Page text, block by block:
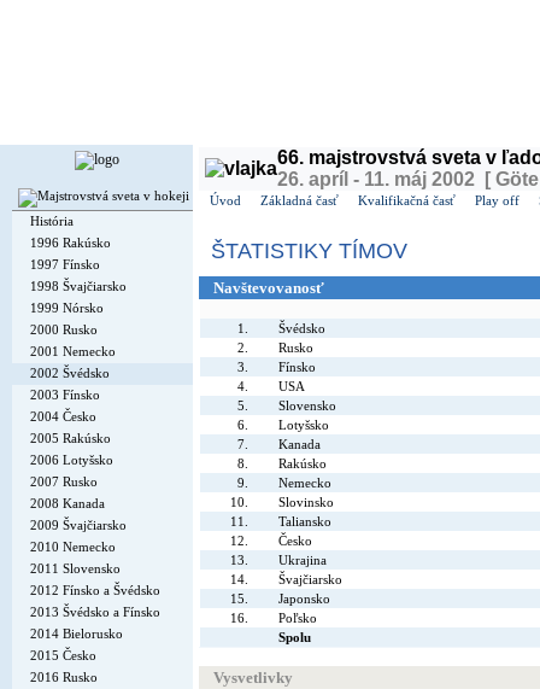
História
1996 Rakúsko
1997 Fínsko
1998 Švajčiarsko
1999 Nórsko
2000 Rusko
2001 Nemecko
2002 Švédsko
2003 Fínsko
2004 Česko
2005 Rakúsko
2006 Lotyšsko
2007 Rusko
2008 Kanada
2009 Švajčiarsko
2010 Nemecko
2011 Slovensko
2012 Fínsko a Švédsko
2013 Švédsko a Fínsko
2014 Bielorusko
2015 Česko
2016 Rusko
66. majstrovstvá sveta v
26. apríl - 11. máj 2002 [
Úvod Základná časť Kvalifikačná časť Play off
ŠTATISTIKY TÍMOV
Navštevovanosť
1.
Švédsko
2.
Rusko
3.
Fínsko
4.
USA
5.
Slovensko
6.
Lotyšsko
7.
Kanada
8.
Rakúsko
9.
Nemecko
10.
Slovinsko
11.
Taliansko
12.
Česko
13.
Ukrajina
14.
Švajčiarsko
15.
Japonsko
16.
Poľsko
Spolu
Vysvetlivky